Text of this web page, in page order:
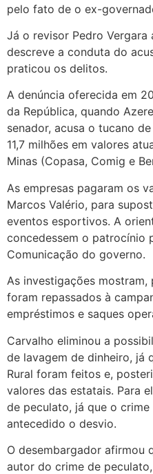
pelo fato de o ex-
Já o revisor Pedro Vergara
descreve a conduta do
praticou os delitos.
A denúncia oferecida em
da República, quando
senador, acusa o tucano
11,7 milhões em valores
Minas (Copasa, Comig e
As empresas pagaram os
Marcos Valério, para
eventos esportivos. A
concedessem o patrocínio
Comunicação do governo.
As investigações mostram,
foram repassados à
empréstimos e saques
Carvalho eliminou a
de lavagem de dinheiro, já
Rural foram feitos e,
valores das estatais. Para
de peculato, já que o
antecedido o desvio.
O desembargador afirmou
autor do crime de